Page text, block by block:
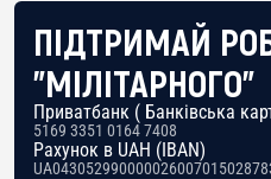
ПІДТРИМАЙ
"МІЛІТАРНОГО"
Приватбанк ( Банківська
5169 3351 0164 7408
Рахунок в UAH (IBAN)